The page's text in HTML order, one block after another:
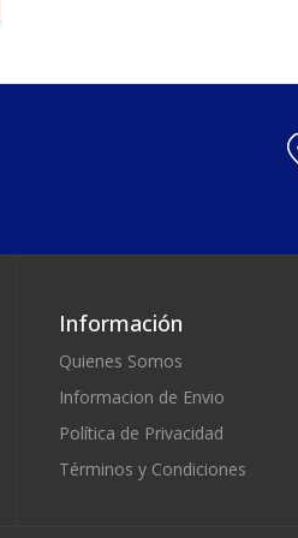
Información
Quienes Somos
Informacion de Envio
Política de Privacidad
Términos y Condiciones